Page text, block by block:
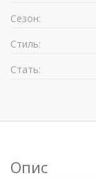
Сезон:
Стиль:
Стать:
Опис